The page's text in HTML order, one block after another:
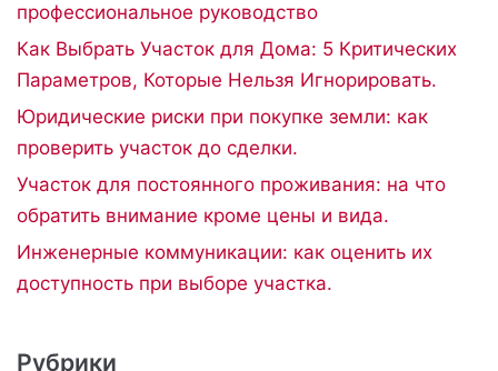
профессиональное руководство
Как Выбрать Участок для Дома: 5 Критических
Параметров, Которые Нельзя Игнорировать.
Юридические риски при покупке земли: как
проверить участок до сделки.
Участок для постоянного проживания: на что
обратить внимание кроме цены и вида.
Инженерные коммуникации: как оценить их
доступность при выборе участка.
Рубрики